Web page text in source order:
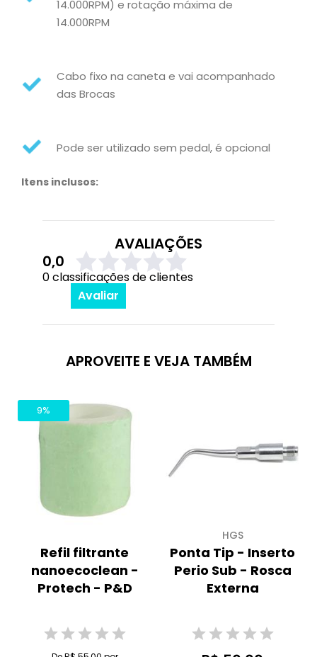
14.000RPM) e rotação máxima de
14.000RPM
Cabo fixo na caneta e vai acompanhado
das Brocas
Pode ser utilizado sem pedal, é opcional
Itens inclusos:
AVALIAÇÕES
0,0
0 classificações de clientes
Avaliar
APROVEITE E VEJA TAMBÉM
9%
Refil filtrante
nanoecoclean -
Protech - P&D
HGS
Ponta Tip - Inserto
Perio Sub - Rosca
Externa